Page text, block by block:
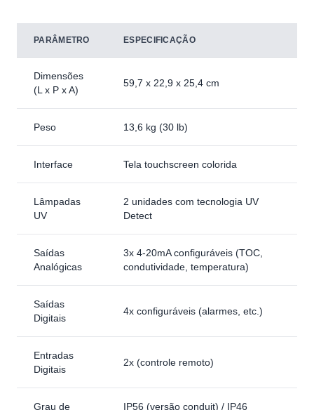
PARÂMETRO ESPECIFICAÇÃO
Dimensões
(L x P x A)
59,7 x 22,9 x 25,4 cm
Peso 13,6 kg (30 lb)
Interface Tela touchscreen colorida
Lâmpadas
UV
2 unidades com tecnologia UV
Detect
Saídas
Analógicas
3x 4-20mA configuráveis (TOC,
condutividade, temperatura)
Saídas
Digitais
4x configuráveis (alarmes, etc.)
Entradas
Digitais
2x (controle remoto)
Grau de IP56 (versão conduit) / IP46